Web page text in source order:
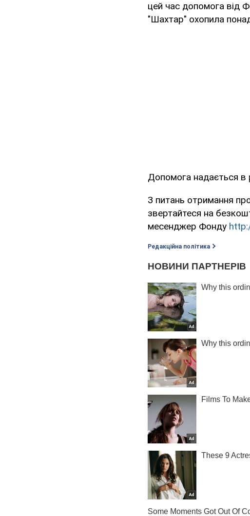
цей час допомога від
"Шахтар" охопила
Допомога надається в
З питань отримання
звертайтеся на
месенджер Фонду
Редакційна політика